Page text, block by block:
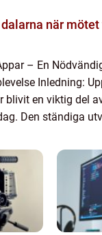
mötet får extra
– En
Inledning:
blivit en viktig del
Den ständiga